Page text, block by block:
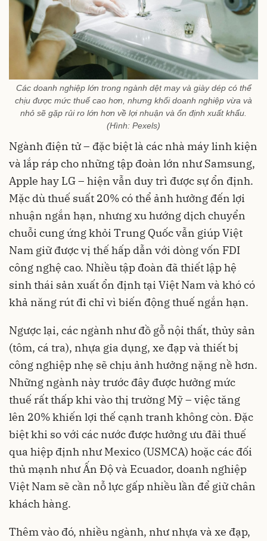
Các doanh nghiệp lớn trong ngành dệt may và giày dép có thể
chịu được mức thuế cao hơn, nhưng khối doanh nghiệp vừa và
nhỏ sẽ gặp rủi ro lớn hơn về lợi nhuận và ổn định xuất khẩu.
(Hình: Pexels)
Ngành điện tử – đặc biệt là các nhà máy linh kiện
và lắp ráp cho những tập đoàn lớn như Samsung,
Apple hay LG – hiện vẫn duy trì được sự ổn định.
Mặc dù thuế suất 20% có thể ảnh hưởng đến lợi
nhuận ngắn hạn, nhưng xu hướng dịch chuyển
chuỗi cung ứng khỏi Trung Quốc vẫn giúp Việt
Nam giữ được vị thế hấp dẫn với dòng vốn FDI
công nghệ cao. Nhiều tập đoàn đã thiết lập hệ
sinh thái sản xuất ổn định tại Việt Nam và khó có
khả năng rút đi chỉ vì biến động thuế ngắn hạn.
Ngược lại, các ngành như đồ gỗ nội thất, thủy sản
(tôm, cá tra), nhựa gia dụng, xe đạp và thiết bị
công nghiệp nhẹ sẽ chịu ảnh hưởng nặng nề hơn.
Những ngành này trước đây được hưởng mức
thuế rất thấp khi vào thị trường Mỹ – việc tăng
lên 20% khiến lợi thế cạnh tranh không còn. Đặc
biệt khi so với các nước được hưởng ưu đãi thuế
qua hiệp định như Mexico (USMCA) hoặc các đối
thủ mạnh như Ấn Độ và Ecuador, doanh nghiệp
Việt Nam sẽ cần nỗ lực gấp nhiều lần để giữ chân
khách hàng.
Thêm vào đó, nhiều ngành, như nhựa và xe đạp,